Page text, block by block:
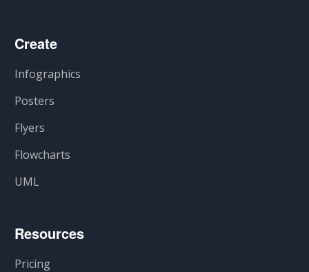
Create
Infographics
Posters
Flyers
Flowcharts
UML
Resources
Pricing